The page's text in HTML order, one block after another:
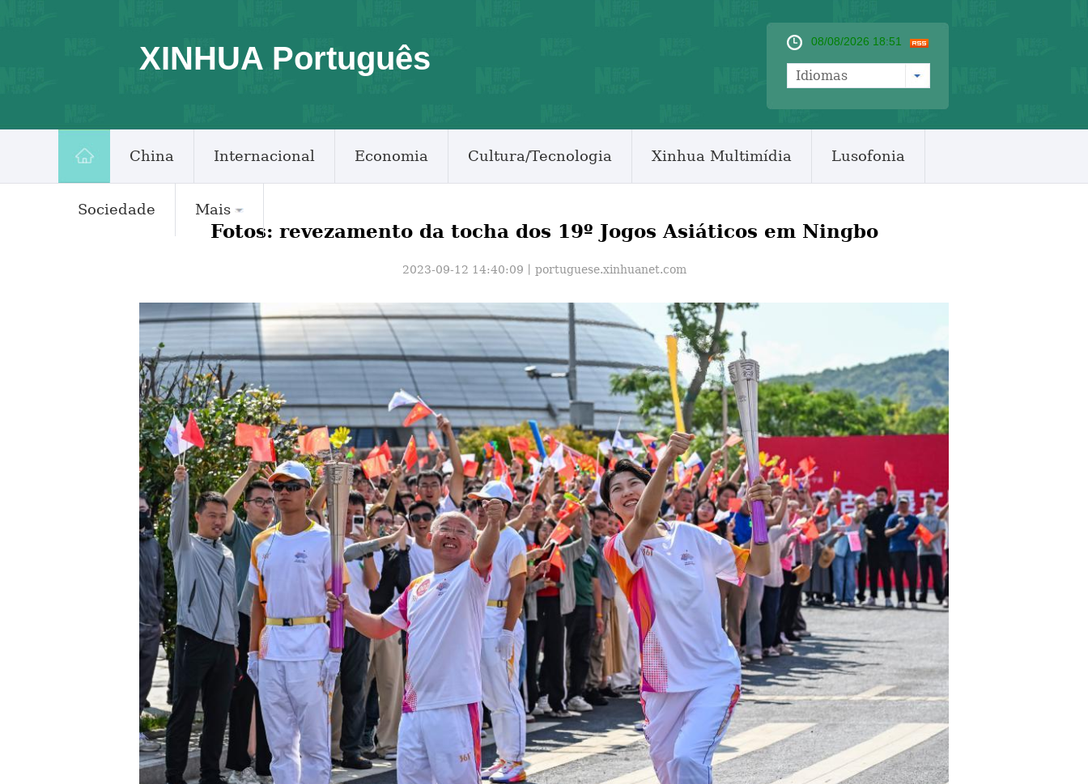
XINHUA Português 08/08/2026 18:51
Idiomas
China Internacional Economia Cultura/Tecnologia Xinhua Multimídia Lusofonia
Sociedade Mais
Fotos: revezamento da tocha dos 19º Jogos Asiáticos em Ningbo
2023-09-12 14:40:09丨 portuguese.xinhuanet.com